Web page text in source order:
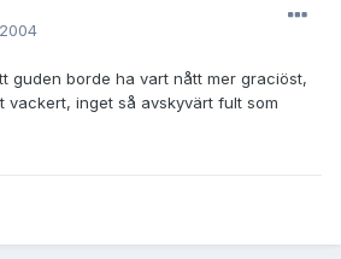
guden borde ha vart nått mer graciöst,
vackert, inget så avskyvärt fult som